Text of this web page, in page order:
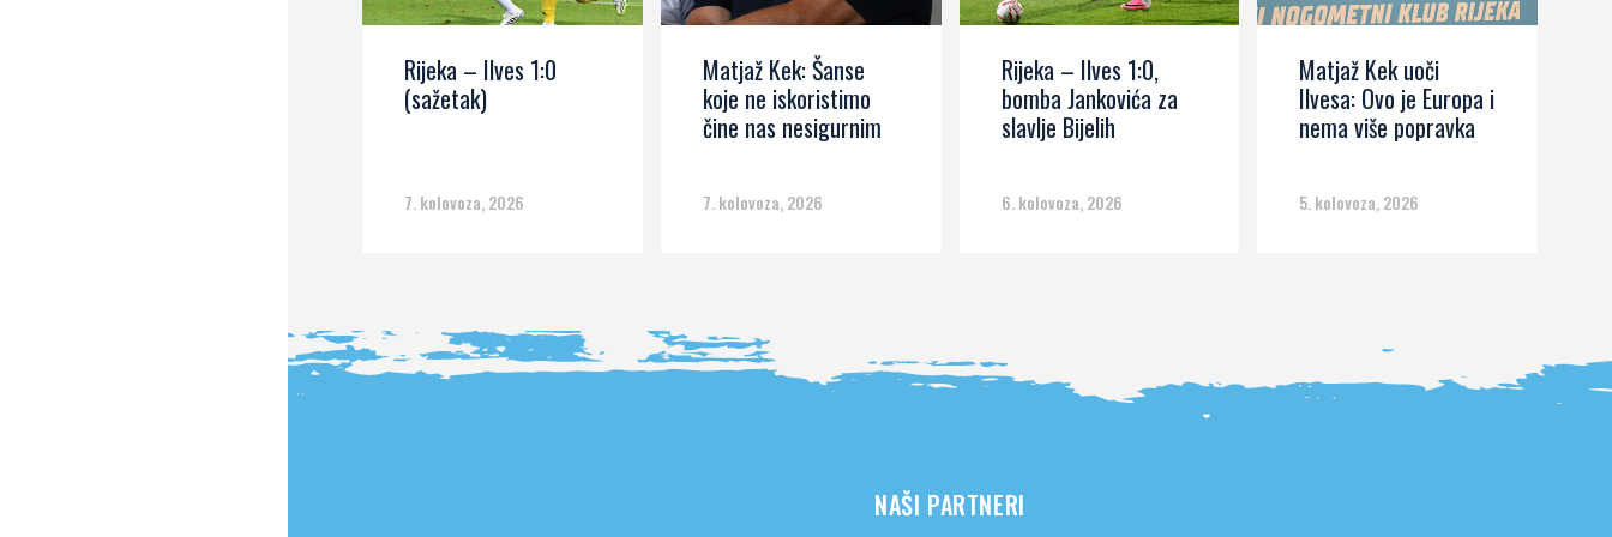
Rijeka – Ilves 1:0
(sažetak)
7. kolovoza, 2026
Matjaž Kek: Šanse
koje ne iskoristimo
čine nas nesigurnim
7. kolovoza, 2026
Rijeka – Ilves 1:0,
bomba Jankovića za
slavlje Bijelih
6. kolovoza, 2026
Matjaž Kek uoči
Ilvesa: Ovo je Europa i
nema više popravka
5. kolovoza, 2026
NAŠI PARTNERI